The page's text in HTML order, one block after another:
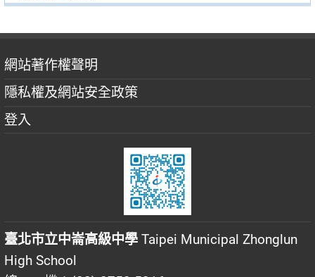
網站著作權聲明
隱私權及網站安全政策
登入
臺北市立中崙高級中學 Taipei Municipal Zhonglun
High School